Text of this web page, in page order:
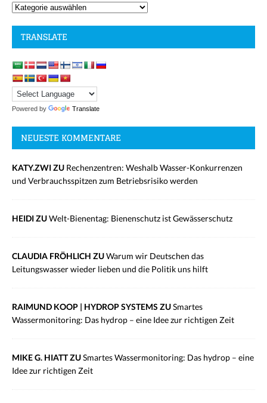
TRANSLATE
Powered by Translate
NEUESTE KOMMENTARE
KATY.ZWI ZU Rechenzentren: Weshalb Wasser-Konkurrenzen
und Verbrauchsspitzen zum Betriebsrisiko werden
HEIDI ZUWelt-Bienentag: Bienenschutz ist Gewässerschutz
CLAUDIA FRÖHLICH ZUWarum wir Deutschen das
Leitungswasser wieder lieben und die Politik uns hilft
RAIMUND KOOP | HYDROP SYSTEMS ZUSmartes
Wassermonitoring: Das hydrop – eine Idee zur richtigen Zeit
MIKE G. HIATT ZUSmartes Wassermonitoring: Das hydrop – eine
Idee zur richtigen Zeit